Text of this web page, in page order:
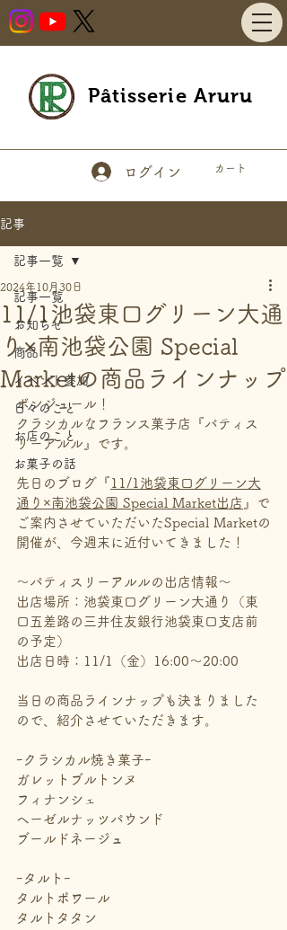
Pâtisserie Aruru
ログイン カート
記事
記事一覧
お知らせ
商品
イベント参加
日々のこと
お店のこと
お菓子の話
記事一覧
11/1池袋東口グリーン大通
り×南池袋公園 Special
Marketの商品ラインナップ
2024年10月30日
ボンジュール！
クラシカルなフランス菓子店『パティス
リーアルル』です。
先日のブログ『 11/1池袋東口グリーン大
通り×南池袋公園 Special Market出店 』で
ご案内させていただいたSpecial Marketの
開催が、今週末に近付いてきました！
～パティスリーアルルの出店情報～
出店場所：池袋東口グリーン大通り（東
口五差路の三井住友銀行池袋東口支店前
の予定）
出店日時：11/1（金）16:00～20:00
当日の商品ラインナップも決まりました
ので、紹介させていただきます。
ｰクラシカル焼き菓子ｰ
ガレットブルトンヌ
フィナンシェ
ヘーゼルナッツパウンド
ブールドネージュ
ｰタルトｰ
タルトポワール
タルトタタン